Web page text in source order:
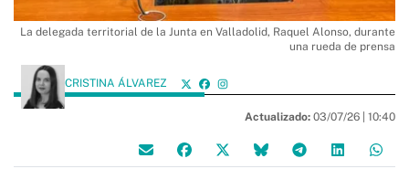
La delegada territorial de la Junta en Valladolid, Raquel Alonso, durante
una rueda de prensa
CRISTINA ÁLVAREZ
Actualizado: 03/07/26 | 10:40